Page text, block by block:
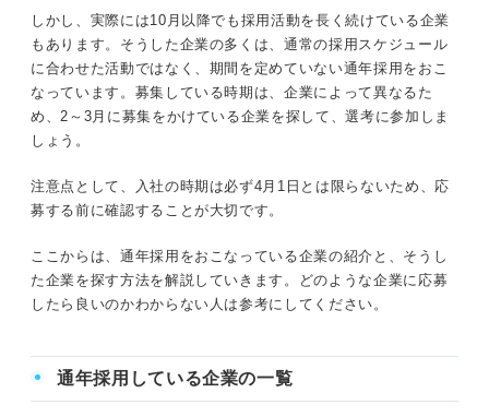
しかし、実際には10月以降でも採用活動を長く続けている企業
もあります。そうした企業の多くは、通常の採用スケジュール
に合わせた活動ではなく、期間を定めていない通年採用をおこ
なっています。募集している時期は、企業によって異なるた
め、2～3月に募集をかけている企業を探して、選考に参加しま
しょう。
注意点として、入社の時期は必ず4月1日とは限らないため、応
募する前に確認することが大切です。
ここからは、通年採用をおこなっている企業の紹介と、そうし
た企業を探す方法を解説していきます。どのような企業に応募
したら良いのかわからない人は参考にしてください。
通年採用している企業の一覧